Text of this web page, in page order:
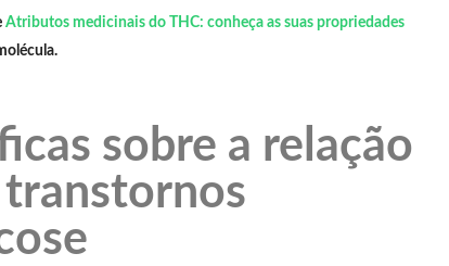
Atributos medicinais do THC: conheça as suas propriedades
sobre a relação
transtornos